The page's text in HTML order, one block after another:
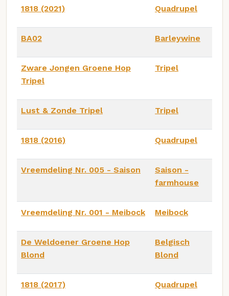
1818 (2021) Quadrupel
BA02 Barleywine
Zware Jongen Groene Hop
Tripel
Tripel
Lust & Zonde Tripel Tripel
1818 (2016) Quadrupel
Vreemdeling Nr. 005 - Saison
Saison -
farmhouse
Vreemdeling Nr. 001 - Meibock Meibock
De Weldoener Groene Hop
Blond
Belgisch
Blond
1818 (2017) Quadrupel